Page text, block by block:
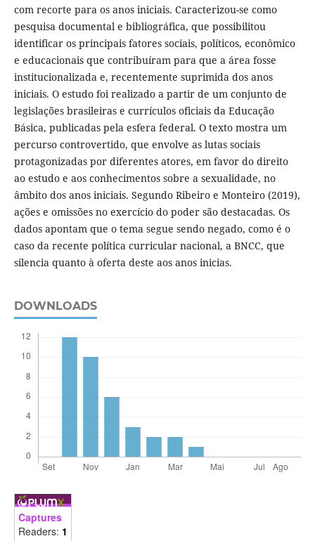
com recorte para os anos iniciais. Caracterizou-se como
pesquisa documental e bibliográfica, que possibilitou
identificar os principais fatores sociais, políticos, econômico
e educacionais que contribuíram para que a área fosse
institucionalizada e, recentemente suprimida dos anos
iniciais. O estudo foi realizado a partir de um conjunto de
legislações brasileiras e currículos oficiais da Educação
Básica, publicadas pela esfera federal. O texto mostra um
percurso controvertido, que envolve as lutas sociais
protagonizadas por diferentes atores, em favor do direito
ao estudo e aos conhecimentos sobre a sexualidade, no
âmbito dos anos iniciais. Segundo Ribeiro e Monteiro (2019),
ações e omissões no exercício do poder são destacadas. Os
dados apontam que o tema segue sendo negado, como é o
caso da recente política curricular nacional, a BNCC, que
silencia quanto à oferta deste aos anos inicias.
DOWNLOADS
Captures
Readers: 1